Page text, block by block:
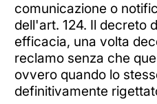
comunicazione o
dell'art. 124. Il decreto
efficacia, una volta
reclamo senza che
ovvero quando lo
definitivamente